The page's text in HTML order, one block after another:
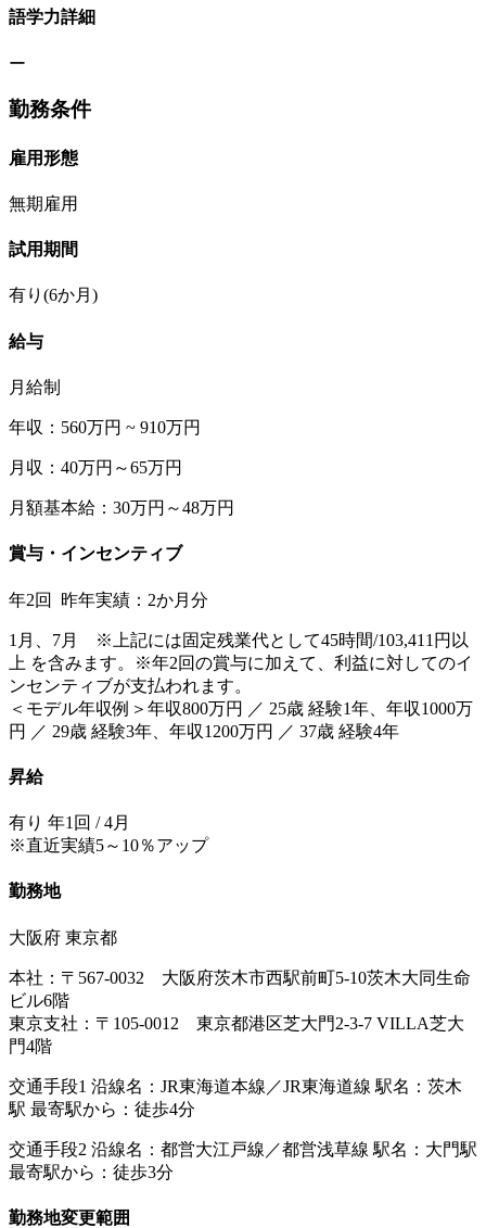
語学力詳細
ー
勤務条件
雇用形態
無期雇用
試用期間
有り(6か月)
給与
月給制
年収：560万円 ~ 910万円
月収：40万円～65万円
月額基本給：30万円～48万円
賞与・インセンティブ
年2回 昨年実績：2か月分
1月、7月 ※上記には固定残業代として45時間/103,411円以
上 を含みます。※年2回の賞与に加えて、利益に対してのイ
ンセンティブが支払われます。
＜モデル年収例＞年収800万円 ／ 25歳 経験1年、年収1000万
円 ／ 29歳 経験3年、年収1200万円 ／ 37歳 経験4年
昇給
有り 年1回 / 4月
※直近実績5～10％アップ
勤務地
大阪府 東京都
本社：〒567-0032 大阪府茨木市西駅前町5-10茨木大同生命
ビル6階
東京支社：〒105-0012 東京都港区芝大門2-3-7 VILLA芝大
門4階
交通手段1 沿線名：JR東海道本線／JR東海道線 駅名：茨木
駅 最寄駅から：徒歩4分
交通手段2 沿線名：都営大江戸線／都営浅草線 駅名：大門駅
最寄駅から：徒歩3分
勤務地変更範囲